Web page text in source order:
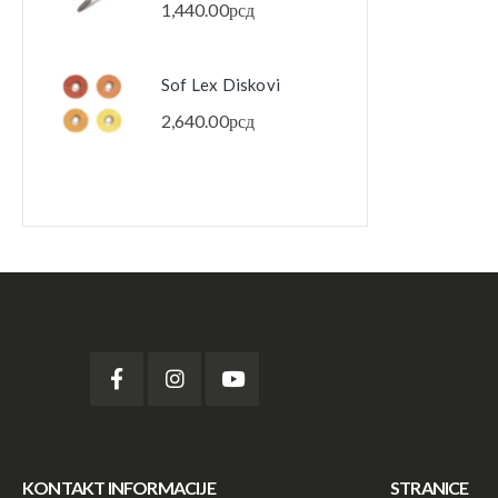
1,440.00рсд
Sof Lex Diskovi
2,640.00рсд
KONTAKT INFORMACIJE STRANICE